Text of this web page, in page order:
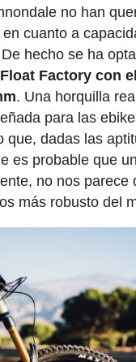
no han
cuanto a
hecho se ha
Factory con
. Una horquilla
para las
que, dadas las
es probable que
no nos parece
más robusto del